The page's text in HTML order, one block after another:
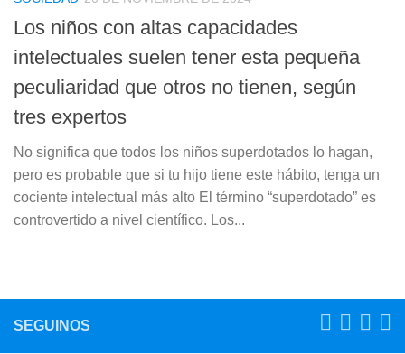
Los niños con altas capacidades
intelectuales suelen tener esta pequeña
peculiaridad que otros no tienen, según
tres expertos
No significa que todos los niños superdotados lo hagan,
pero es probable que si tu hijo tiene este hábito, tenga un
cociente intelectual más alto El término “superdotado” es
controvertido a nivel científico. Los...
SEGUINOS